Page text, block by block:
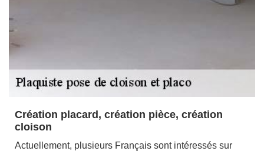
Création placard, création pièce, création
cloison
Actuellement, plusieurs Français sont intéressés sur